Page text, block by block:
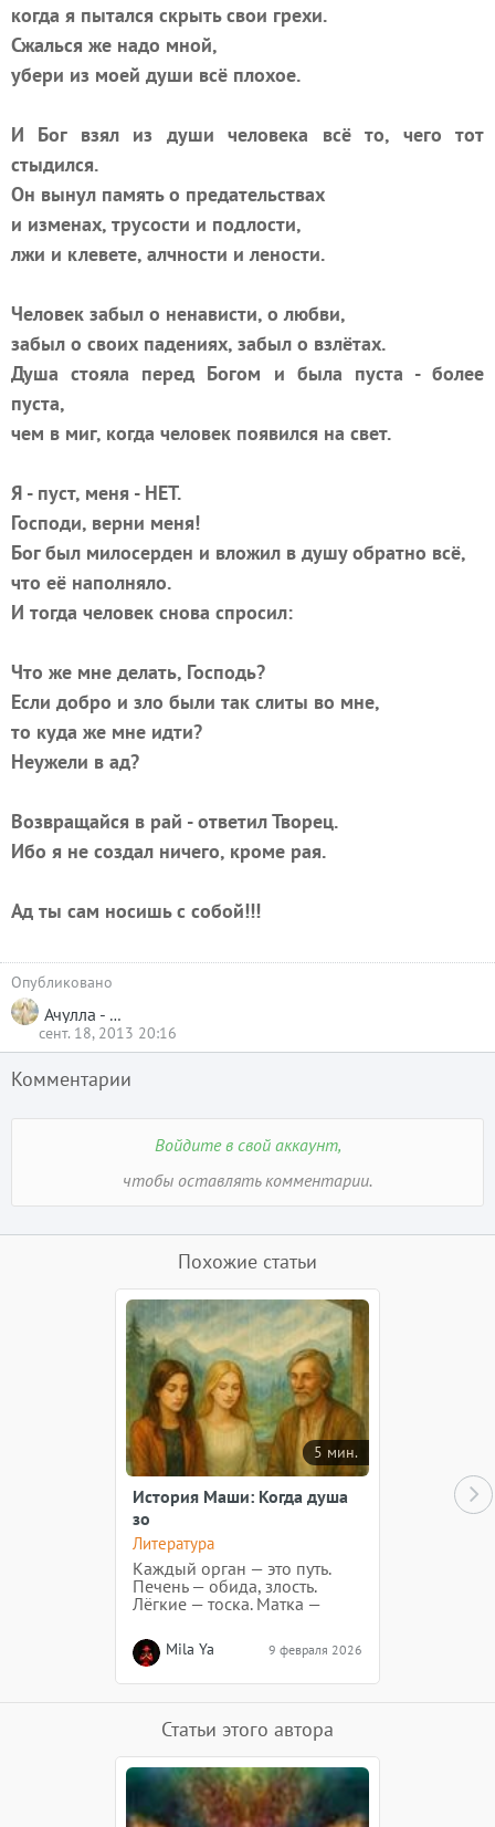
когда я пытался скрыть свои грехи.
Сжалься же надо мной,
убери из моей души всё плохое.
И Бог взял из души человека всё то, чего тот
стыдился.
Он вынул память о предательствах
и изменах, трусости и подлости,
лжи и клевете, алчности и лености.
Человек забыл о ненависти, о любви,
забыл о своих падениях, забыл о взлётах.
Душа стояла перед Богом и была пуста - более
пуста,
чем в миг, когда человек появился на свет.
Я - пуст, меня - НЕТ.
Господи, верни меня!
Бог был милосерден и вложил в душу обратно всё,
что её наполняло.
И тогда человек снова спросил:
Что же мне делать, Господь?
Если добро и зло были так слиты во мне,
то куда же мне идти?
Неужели в ад?
Возвращайся в рай - ответил Творец.
Ибо я не создал ничего, кроме рая.
Ад ты сам носишь с собой!!!
Опубликовано
Ачулла - Тасачена
сент. 18, 2013 20:16
Комментарии
Войдите в свой аккаунт,
чтобы оставлять комментарии.
Похожие статьи
5 мин.
История Маши: Когда душа
зо
Литература
Каждый орган — это путь.
Печень — обида, злость.
Лёгкие — тоска. Матка —
ты перестала быть живой?
Где не сказала "нет", хотя
сердце кричало? Где
боль.
Mila Ya 9 февраля 2026
Статьи этого автора